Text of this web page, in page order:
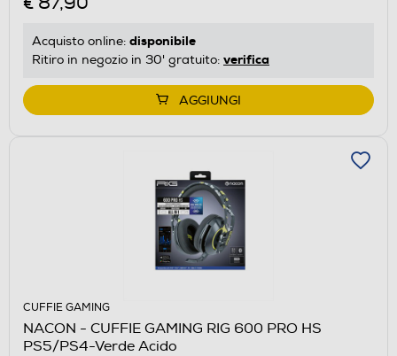
Acquisto online: disponibile
Ritiro in negozio in 30' gratuito: verifica
AGGIUNGI
CUFFIE GAMING
NACON - CUFFIE GAMING RIG 600 PRO HS
PS5/PS4-Verde Acido